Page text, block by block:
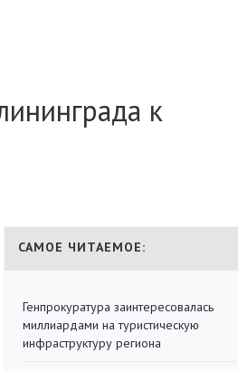
к
САМОЕ ЧИТАЕМОЕ:
Генпрокуратура заинтересовалась
миллиардами на туристическую
инфраструктуру региона